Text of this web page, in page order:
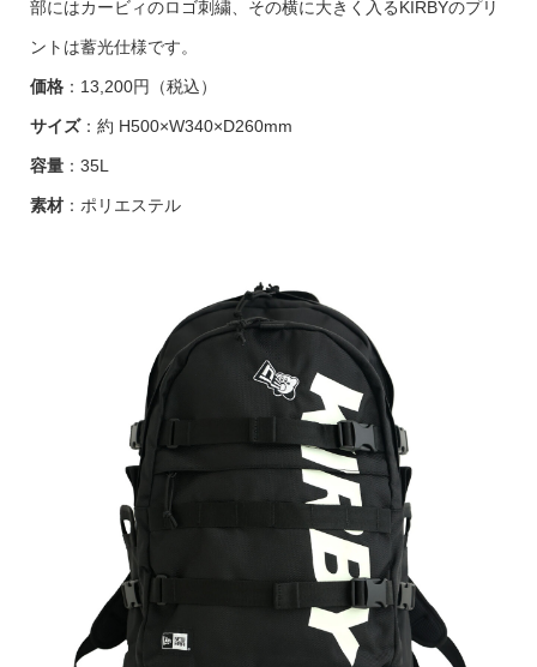
部にはカービィのロゴ刺繍、その横に大きく入るKIRBYのプリ
ントは蓄光仕様です。
価格：13,200円（税込）
サイズ：約 H500×W340×D260mm
容量：35L
素材：ポリエステル